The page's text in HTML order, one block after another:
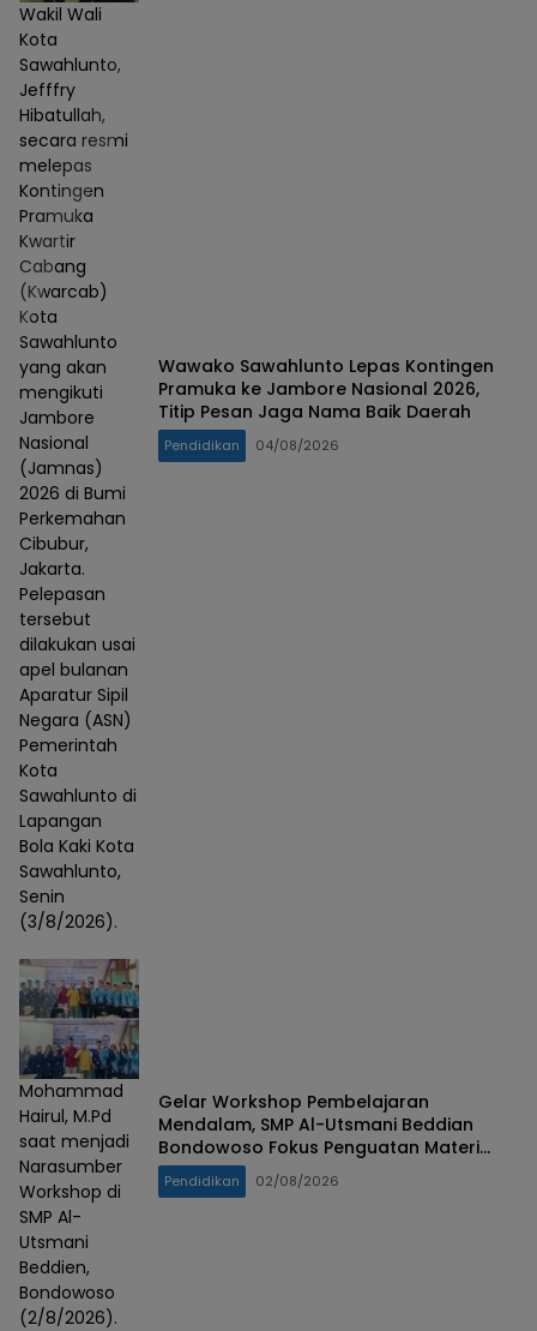
Wakil Wali
Kota
Sawahlunto,
Jefffry
Hibatullah,
secara resmi
melepas
Kontingen
Pramuka
Kwartir
Cabang
(Kwarcab)
Kota
Sawahlunto
yang akan
mengikuti
Jambore
Nasional
(Jamnas)
2026 di Bumi
Perkemahan
Cibubur,
Jakarta.
Pelepasan
tersebut
dilakukan usai
apel bulanan
Aparatur Sipil
Negara (ASN)
Pemerintah
Kota
Sawahlunto di
Lapangan
Bola Kaki Kota
Sawahlunto,
Senin
(3/8/2026).
Wawako Sawahlunto Lepas Kontingen
Pramuka ke Jambore Nasional 2026,
Titip Pesan Jaga Nama Baik Daerah
Pendidikan 04/08/2026
Mohammad
Hairul, M.Pd
saat menjadi
Narasumber
Workshop di
SMP Al-
Utsmani
Beddien,
Bondowoso
(2/8/2026).
Gelar Workshop Pembelajaran
Mendalam, SMP Al-Utsmani Beddian
Bondowoso Fokus Penguatan Materi
Esensial
Pendidikan 02/08/2026